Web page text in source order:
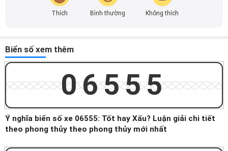
Thích Bình thường Không thích
Biển số xem thêm
06555
Ý nghĩa biển số xe 06555: Tốt hay Xấu? Luận giải chi tiết
theo phong thủy theo phong thủy mới nhất